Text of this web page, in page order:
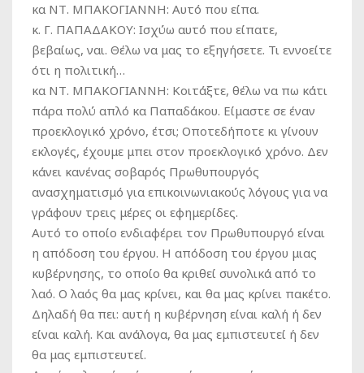
κα ΝΤ. ΜΠΑΚΟΓΙΑΝΝΗ: Αυτό που είπα.
κ. Γ. ΠΑΠΑΔΑΚΟΥ: Ισχύω αυτό που είπατε,
βεβαίως, ναι. Θέλω να μας το εξηγήσετε. Τι εννοείτε
ότι η πολιτική…
κα ΝΤ. ΜΠΑΚΟΓΙΑΝΝΗ: Κοιτάξτε, θέλω να πω κάτι
πάρα πολύ απλό κα Παπαδάκου. Είμαστε σε έναν
προεκλογικό χρόνο, έτσι; Οποτεδήποτε κι γίνουν
εκλογές, έχουμε μπει στον προεκλογικό χρόνο. Δεν
κάνει κανένας σοβαρός Πρωθυπουργός
ανασχηματισμό για επικοινωνιακούς λόγους για να
γράφουν τρεις μέρες οι εφημερίδες.
Αυτό το οποίο ενδιαφέρει τον Πρωθυπουργό είναι
η απόδοση του έργου. Η απόδοση του έργου μιας
κυβέρνησης, το οποίο θα κριθεί συνολικά από το
λαό. Ο λαός θα μας κρίνει, και θα μας κρίνει πακέτο.
Δηλαδή θα πει: αυτή η κυβέρνηση είναι καλή ή δεν
είναι καλή. Και ανάλογα, θα μας εμπιστευτεί ή δεν
θα μας εμπιστευτεί.